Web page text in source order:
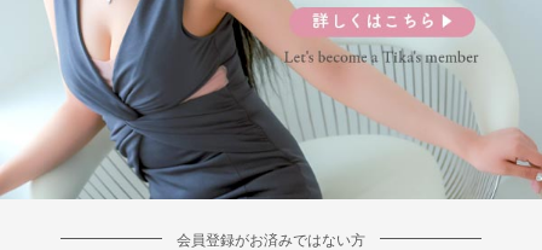
会員登録がお済みではない方